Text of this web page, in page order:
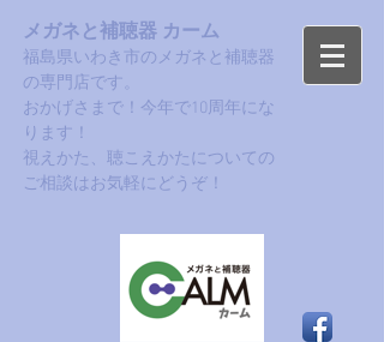
メガネと補聴器 カーム
福島県いわき市のメガネと補聴器
の専門店です。
おかげさまで！今年で10周年にな
ります！​
​視えかた、聴こえかたについての
ご相談はお気軽にどうぞ！